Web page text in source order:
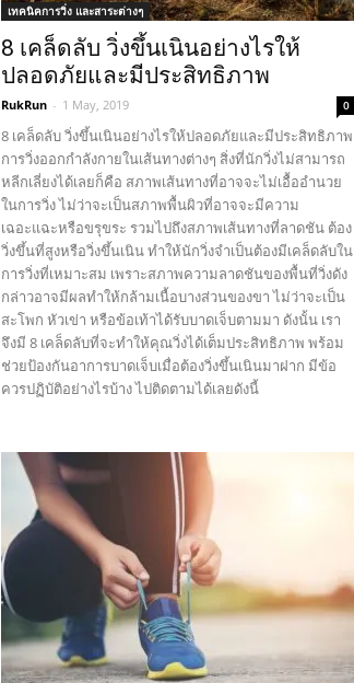
เทคนิคการวิ่ง และสาระต่างๆ
8 เคล็ดลับ วิ่งขึ้นเนินอย่างไรให้
ปลอดภัยและมีประสิทธิภาพ
RukRun - 1 May, 2019 0
8 เคล็ดลับ วิ่งขึ้นเนินอย่างไรให้ปลอดภัยและมีประสิทธิภาพ
การวิ่งออกกำลังกายในเส้นทางต่างๆ สิ่งที่นักวิ่งไม่สามารถ
หลีกเลี่ยงได้เลยก็คือ สภาพเส้นทางที่อาจจะไม่เอื้ออำนวย
ในการวิ่ง ไม่ว่าจะเป็นสภาพพื้นผิวที่อาจจะมีความ
เฉอะแฉะหรือขรุขระ รวมไปถึงสภาพเส้นทางที่ลาดชัน ต้อง
วิ่งขึ้นที่สูงหรือวิ่งขึ้นเนิน ทำให้นักวิ่งจำเป็นต้องมีเคล็ดลับใน
การวิ่งที่เหมาะสม เพราะสภาพความลาดชันของพื้นที่วิ่งดัง
กล่าวอาจมีผลทำให้กล้ามเนื้อบางส่วนของขา ไม่ว่าจะเป็น
สะโพก หัวเข่า หรือข้อเท้าได้รับบาดเจ็บตามมา ดังนั้น เรา
จึงมี 8 เคล็ดลับที่จะทำให้คุณวิ่งได้เต็มประสิทธิภาพ พร้อม
ช่วยป้องกันอาการบาดเจ็บเมื่อต้องวิ่งขึ้นเนินมาฝาก มีข้อ
ควรปฏิบัติอย่างไรบ้าง ไปติดตามได้เลยดังนี้